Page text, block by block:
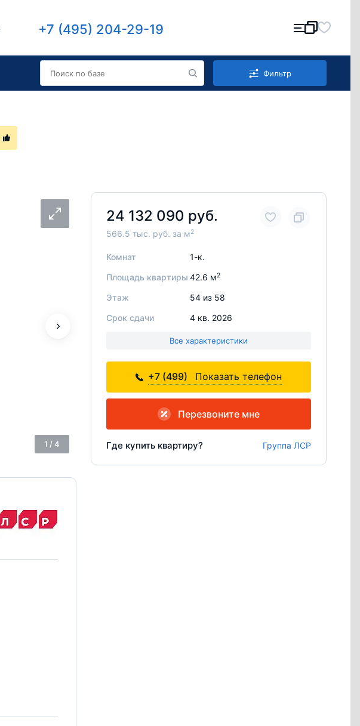
+7 (495) 204-29-19
Фильтр
1 /4
24 132 090 руб.
566.5 тыс. руб. за м2
Комнат
1-к.
Площадь квартиры 42.6 м2
Этаж
54 из 58
Срок сдачи
4 кв. 2026
Все характеристики
+7 (499) Показать телефон
Перезвоните мне
Где купить квартиру? Группа ЛСР